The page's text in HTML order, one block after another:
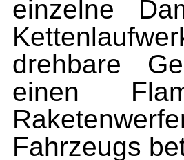
einzelne
drehbare
einen
Fahrzeugs